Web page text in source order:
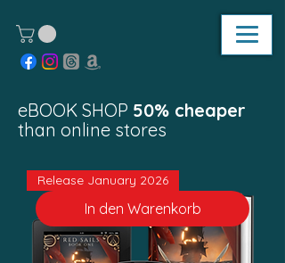
eBOOK SHOP 50% cheaper
than online stores
In den Warenkorb
Release January 2026